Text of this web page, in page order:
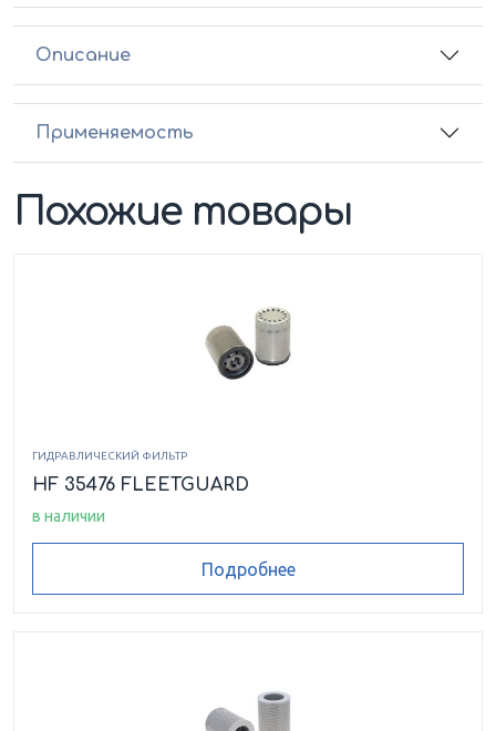
Описание
Применяемость
Похожие товары
ГИДРАВЛИЧЕСКИЙ ФИЛЬТР
HF 35476 FLEETGUARD
в наличии
Подробнее